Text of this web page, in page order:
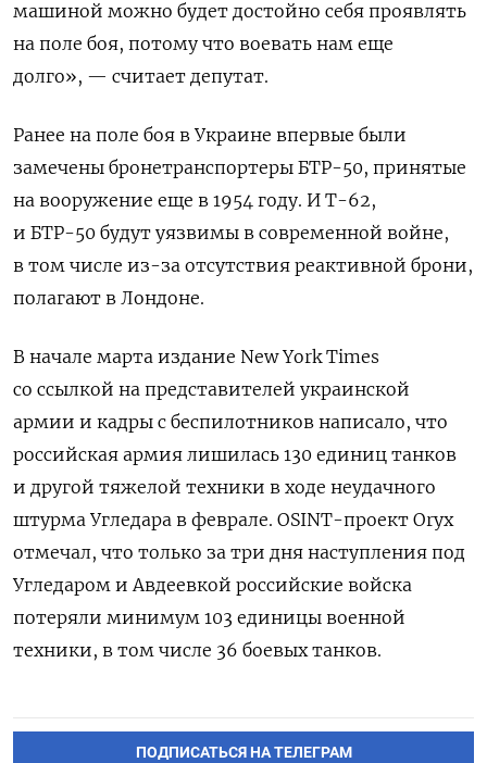
машиной можно будет достойно себя проявлять
на поле боя, потому что воевать нам еще
долго», — считает депутат.
Ранее на поле боя в Украине впервые были
замечены бронетранспортеры БТР-50, принятые
на вооружение еще в 1954 году. И Т-62,
и БТР-50 будут уязвимы в современной войне,
в том числе из-за отсутствия реактивной брони,
полагают в Лондоне.
В начале марта издание New York Times
со ссылкой на представителей украинской
армии и кадры с беспилотников написало, что
российская армия лишилась 130 единиц танков
и другой тяжелой техники в ходе неудачного
штурма Угледара в феврале. OSINT-проект Oryx
отмечал, что только за три дня наступления под
Угледаром и Авдеевкой российские войска
потеряли минимум 103 единицы военной
техники, в том числе 36 боевых танков.
ПОДПИСАТЬСЯ НА ТЕЛЕГРАМ